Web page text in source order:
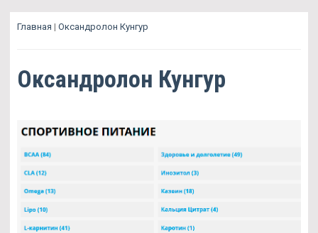
Главная | Оксандролон Кунгур
Оксандролон Кунгур